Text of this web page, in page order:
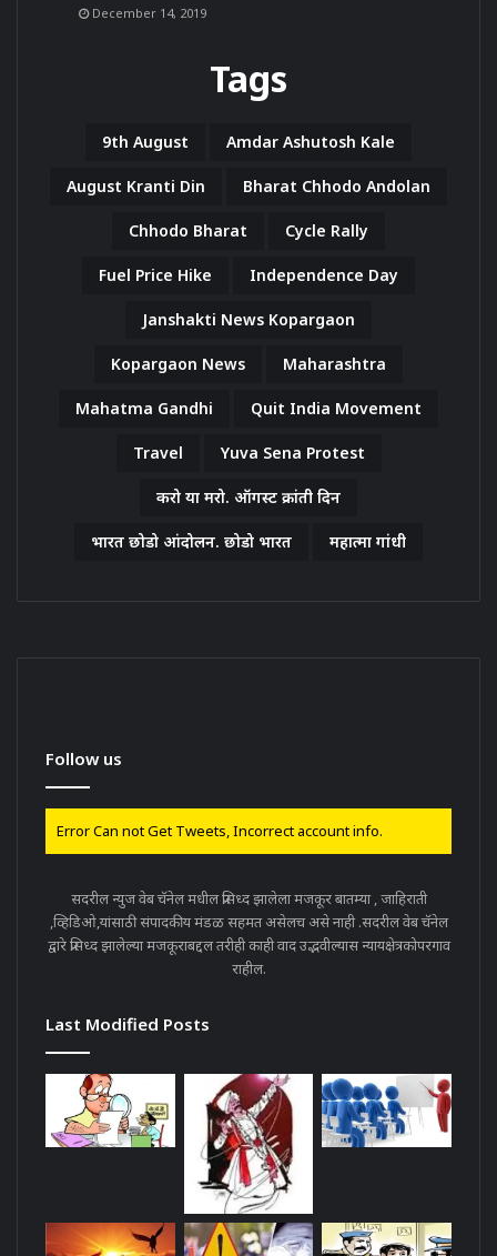
December 14, 2019
Tags
9th August Amdar Ashutosh Kale
August Kranti Din Bharat Chhodo Andolan
Chhodo Bharat Cycle Rally
Fuel Price Hike Independence Day
Janshakti News Kopargaon
Kopargaon News Maharashtra
Mahatma Gandhi Quit India Movement
Travel Yuva Sena Protest
करो या मरो. ऑगस्ट क्रांती दिन
भारत छोडो आंदोलन. छोडो भारत महात्मा गांधी
Follow us
Error Can not Get Tweets, Incorrect account info.
सदरील न्युज वेब चॅनेल मधील प्रसिध्द झालेला मजकूर बातम्या , जाहिराती
,व्हिडिओ,यांसाठी संपादकीय मंडळ सहमत असेलच असे नाही .सदरील वेब चॅनेल
द्वारे प्रसिध्द झालेल्या मजकूराबद्दल तरीही काही वाद उद्भवील्यास न्यायक्षेत्रकोपरगाव
राहील.
Last Modified Posts